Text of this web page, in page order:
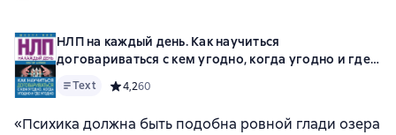
НЛП на каждый день. Как научиться
договариваться с кем угодно, когда угодно и где
Text Средний рейтинг 4,2 на основе 60 оценок
4,260
«Психика должна быть подобна ровной глади озера